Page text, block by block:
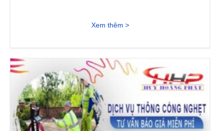
Xem thêm >